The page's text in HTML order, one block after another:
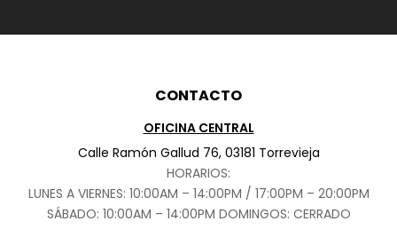
CONTACTO
OFICINA CENTRAL
Calle Ramón Gallud 76, 03181 Torrevieja
HORARIOS:
LUNES A VIERNES: 10:00AM – 14:00PM / 17:00PM – 20:00PM
SÁBADO: 10:00AM – 14:00PM DOMINGOS: CERRADO